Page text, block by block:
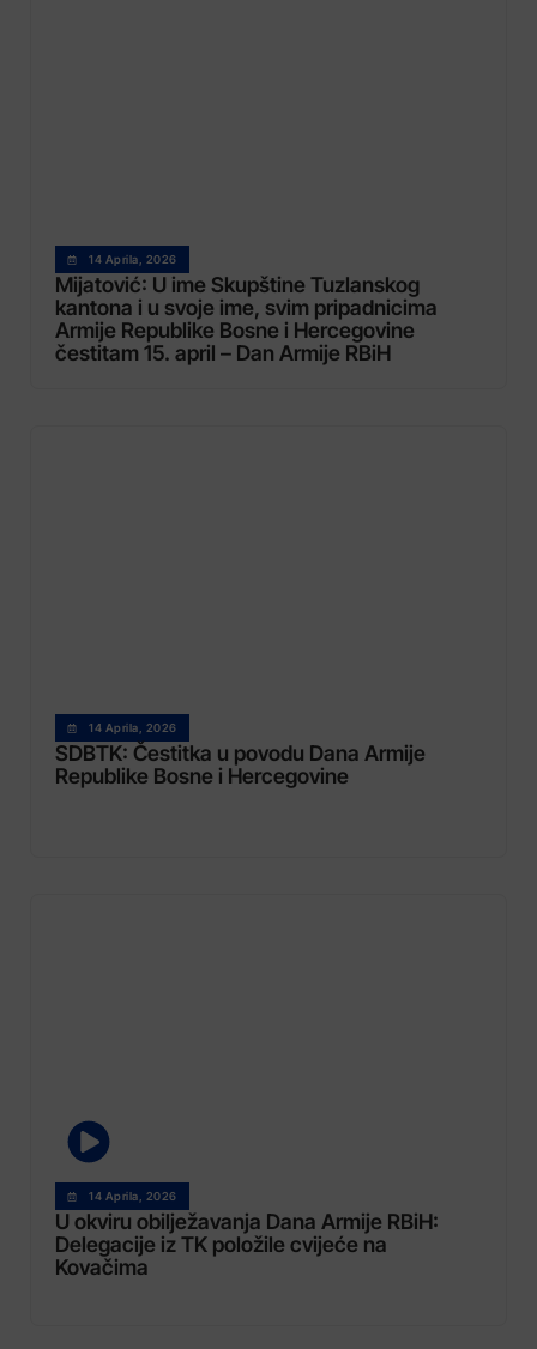
14 Aprila, 2026
Mijatović: U ime Skupštine Tuzlanskog
kantona i u svoje ime, svim pripadnicima
Armije Republike Bosne i Hercegovine
čestitam 15. april – Dan Armije RBiH
14 Aprila, 2026
SDBTK: Čestitka u povodu Dana Armije
Republike Bosne i Hercegovine
14 Aprila, 2026
U okviru obilježavanja Dana Armije RBiH:
Delegacije iz TK položile cvijeće na
Kovačima